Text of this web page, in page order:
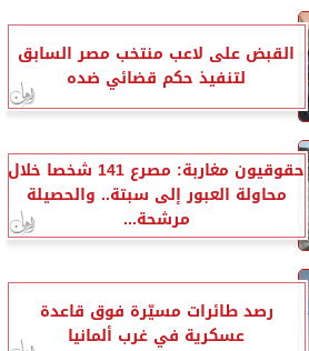
القبض على لاعب منتخب مصر السابق
لتنفيذ حكم قضائي ضده
حقوقيون مغاربة: مصرع 141 شخصا خلال
محاولة العبور إلى سبتة.. والحصيلة
مرشحة...
رصد طائرات مسيّرة فوق قاعدة
عسكرية في غرب ألمانيا